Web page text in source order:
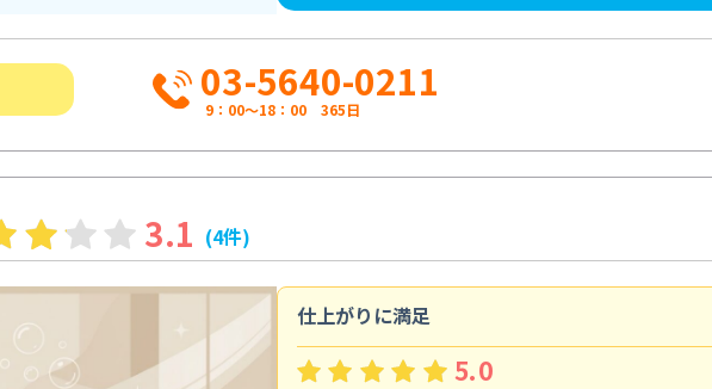
03-5640-0211
9：00～18：00 365日
3.1 (4件)
仕上がりに満足
5.0